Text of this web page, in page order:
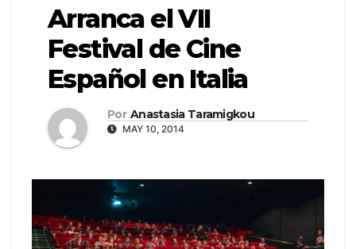
Arranca el VII
Festival de Cine
Español en Italia
Por Anastasia Taramigkou
MAY 10, 2014